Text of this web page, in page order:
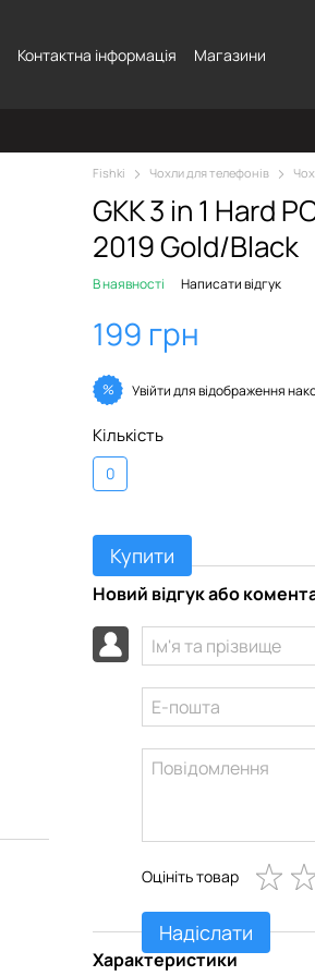
Контактна інформація Магазини
Fishki Чохли для телефонів
GKK 3 in 1 Hard
2019 Gold/Black
В наявності Написати відгук
199 грн
% Увійтидля відображення
Кількість
0
Купити
Новий відгук або
Оцініть товар
Надіслати
Характеристики